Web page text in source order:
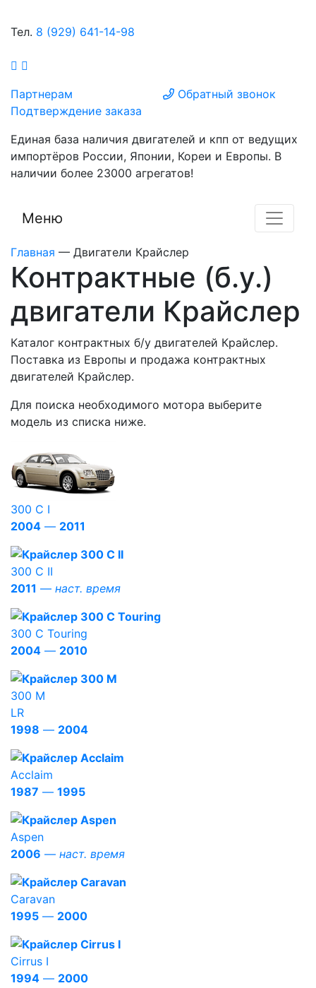
Тел. 8 (929) 641-14-98
Партнерам
Подтверждение заказа
Обратный звонок
Единая база наличия двигателей и кпп от ведущих
импортёров России, Японии, Кореи и Европы. В
наличии более 23000 агрегатов!
Меню
Главная — Двигатели Крайслер
Контрактные (б.у.)
двигатели Крайслер
Каталог контрактных б/у двигателей Крайслер.
Поставка из Европы и продажа контрактных
двигателей Крайслер.
Для поиска необходимого мотора выберите
модель из списка ниже.
300 C I
2004 — 2011
300 C II
2011 — наст. время
300 C Touring
2004 — 2010
300 M
LR
1998 — 2004
Acclaim
1987 — 1995
Aspen
2006 — наст. время
Caravan
1995 — 2000
Cirrus I
1994 — 2000